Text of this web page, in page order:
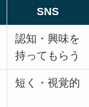
SNS
認知・興味を
持ってもらう
短く・視覚的